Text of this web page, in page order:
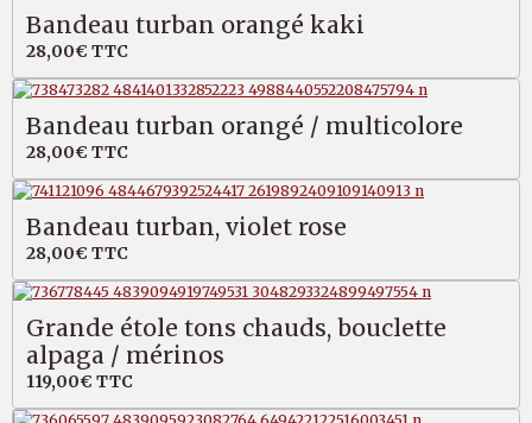
Bandeau turban orangé kaki
28,00€ TTC
Bandeau turban orangé / multicolore
28,00€ TTC
Bandeau turban, violet rose
28,00€ TTC
Grande étole tons chauds, bouclette
alpaga / mérinos
119,00€ TTC